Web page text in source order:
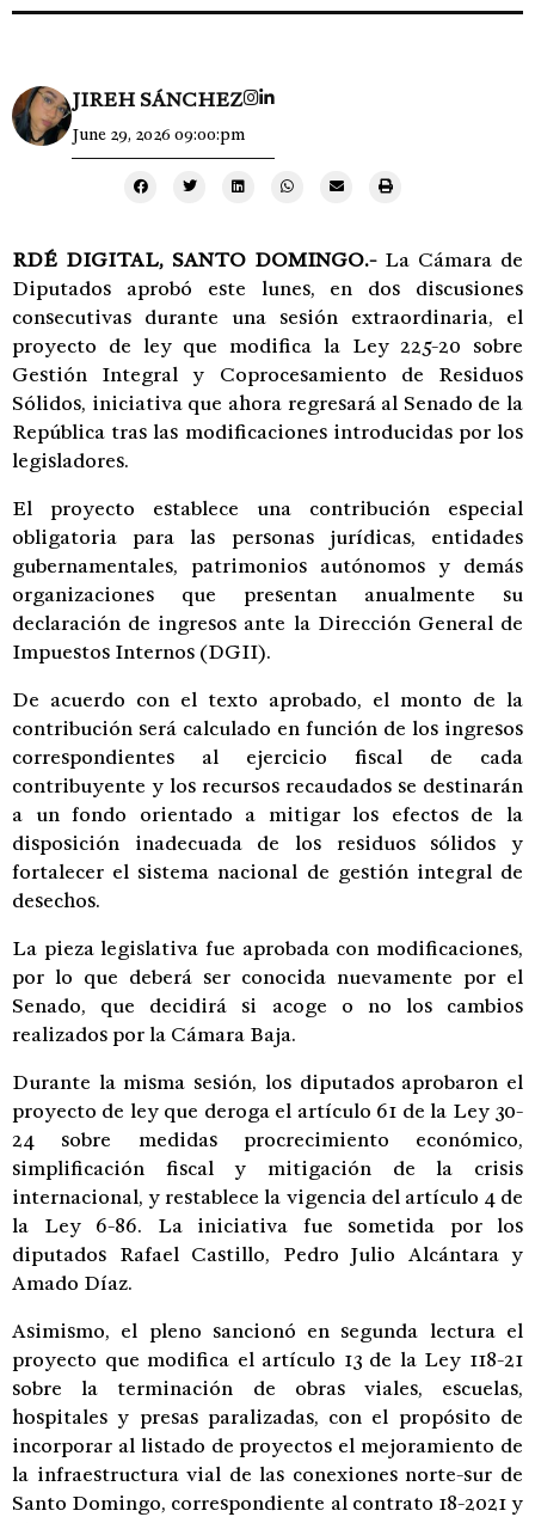
JIREH SÁNCHEZ
June 29, 2026 09:00:pm
RDÉ DIGITAL, SANTO DOMINGO.-La Cámara de
Diputados aprobó este lunes, en dos discusiones
consecutivas durante una sesión extraordinaria, el
proyecto de ley que modifica la Ley 225-20 sobre
Gestión Integral y Coprocesamiento de Residuos
Sólidos, iniciativa que ahora regresará al Senado de la
República tras las modificaciones introducidas por los
legisladores.
El proyecto establece una contribución especial
obligatoria para las personas jurídicas, entidades
gubernamentales, patrimonios autónomos y demás
organizaciones que presentan anualmente su
declaración de ingresos ante la Dirección General de
Impuestos Internos (DGII).
De acuerdo con el texto aprobado, el monto de la
contribución será calculado en función de los ingresos
correspondientes al ejercicio fiscal de cada
contribuyente y los recursos recaudados se destinarán
a un fondo orientado a mitigar los efectos de la
disposición inadecuada de los residuos sólidos y
fortalecer el sistema nacional de gestión integral de
desechos.
La pieza legislativa fue aprobada con modificaciones,
por lo que deberá ser conocida nuevamente por el
Senado, que decidirá si acoge o no los cambios
realizados por la Cámara Baja.
Durante la misma sesión, los diputados aprobaron el
proyecto de ley que deroga el artículo 61 de la Ley 30-
24 sobre medidas procrecimiento económico,
simplificación fiscal y mitigación de la crisis
internacional, y restablece la vigencia del artículo 4 de
la Ley 6-86. La iniciativa fue sometida por los
diputados Rafael Castillo, Pedro Julio Alcántara y
Amado Díaz.
Asimismo, el pleno sancionó en segunda lectura el
proyecto que modifica el artículo 13 de la Ley 118-21
sobre la terminación de obras viales, escuelas,
hospitales y presas paralizadas, con el propósito de
incorporar al listado de proyectos el mejoramiento de
la infraestructura vial de las conexiones norte-sur de
Santo Domingo, correspondiente al contrato 18-2021 y